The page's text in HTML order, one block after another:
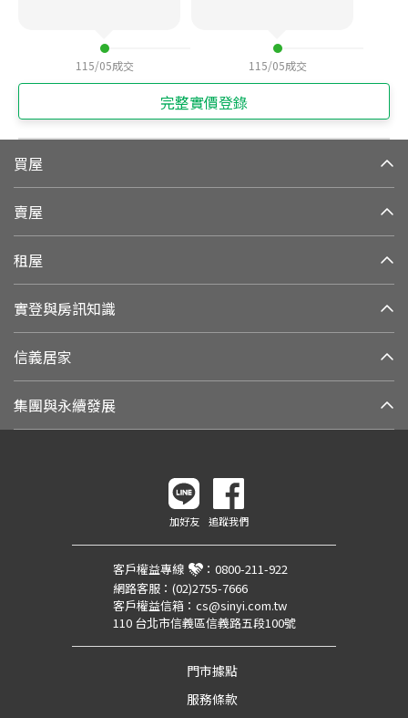
115/05成交 115/05成交
完整實價登錄
買屋
賣屋
租屋
實登與房訊知識
信義居家
集團與永續發展
加好友 追蹤我們
客戶權益專線 ： 0800-211-922
網路客服： (02)2755-7666
客戶權益信箱： cs@sinyi.com.tw
110 台北市信義區信義路五段100號
門市據點
服務條款